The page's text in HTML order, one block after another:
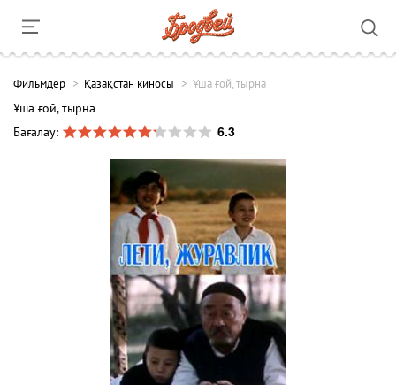
Фильмдер Қазақстан киносы Ұша ғой, тырна
Ұша ғой, тырна
Бағалау:
6.3